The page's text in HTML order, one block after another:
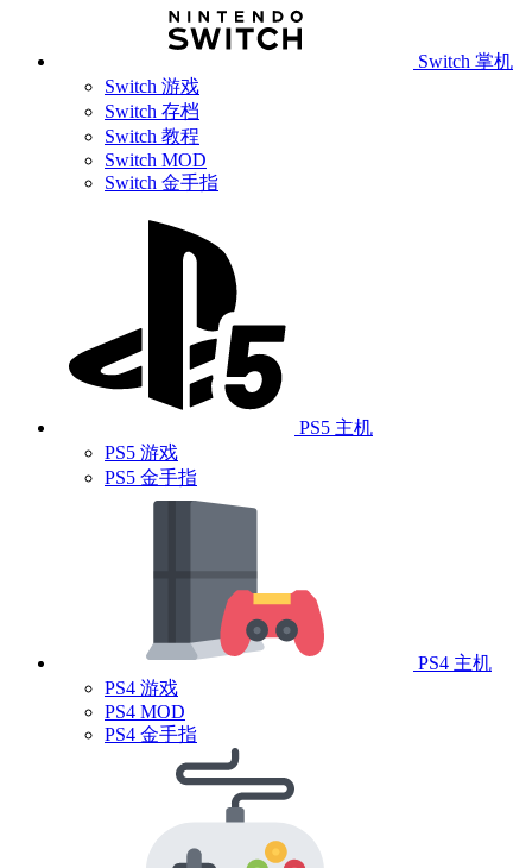
Switch 掌机
Switch 游戏
Switch 存档
Switch 教程
Switch MOD
Switch 金手指
PS5 主机
PS5 游戏
PS5 金手指
PS4 主机
PS4 游戏
PS4 MOD
PS4 金手指